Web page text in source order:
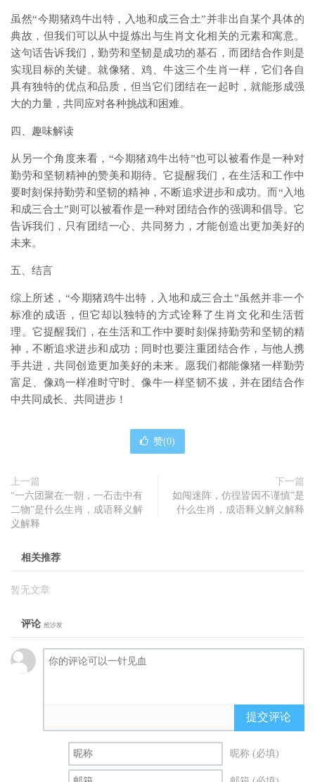
虽然“今期猪鸡牛出特，入地和成三合土”并非出自某个具体的
典故，但我们可以从中提炼出与生肖文化相关的元素和寓意。
这句话告诉我们，勤劳和坚韧是成功的基石，而团结合作则是
实现目标的关键。就像猪、鸡、牛这三个生肖一样，它们各自
具有独特的优点和品质，但当它们团结在一起时，就能形成强
大的力量，共同应对各种挑战和困难。
四、趣味解读
从另一个角度来看，“今期猪鸡牛出特”也可以被看作是一种对
勤劳和坚韧精神的赞美和期待。它提醒我们，在生活和工作中
要时刻保持勤劳和坚韧的精神，不断追求进步和成功。而“入地
和成三合土”则可以被看作是一种对团结合作的强调和倡导。它
告诉我们，只有团结一心、共同努力，才能创造出更加美好的
未来。
五、结言
综上所述，“今期猪鸡牛出特，入地和成三合土”虽然并非一个
标准的成语，但它却以独特的方式诠释了生肖文化和生活哲
理。它提醒我们，在生活和工作中要时刻保持勤劳和坚韧的精
神，不断追求进步和成功；同时也要注重团结合作，与他人携
手共进，共同创造更加美好的未来。愿我们都能像猪一样勤劳
富足、像鸡一样准时守时、像牛一样坚韧不拔，并在团结合作
中共同成长、共同进步！
赞(0)
上一篇
“一六团聚在一朝，一石击中有
二物”是什么生肖，成语释义解
义解释
下一篇
如闯迷阵，仿徨皆因不谨慎”是
什么生肖，成语释义解义解释
相关推荐
暂无文章
评论 抢沙发
提交评论
昵称 (必填)